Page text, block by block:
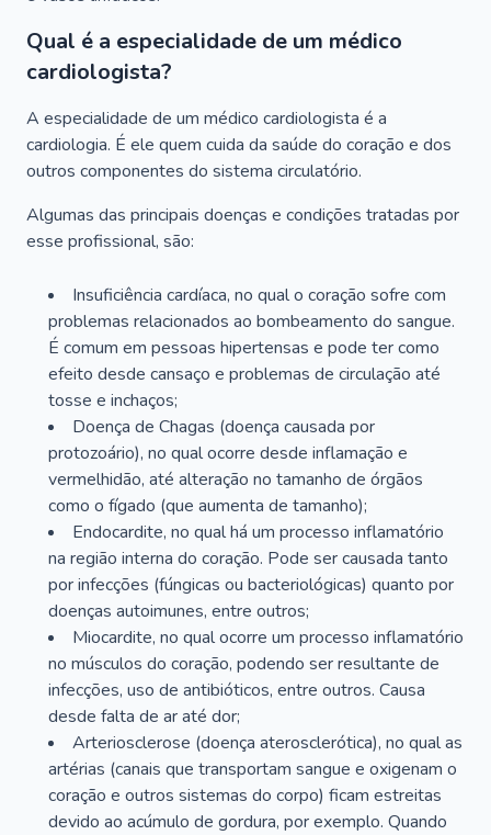
Qual é a especialidade de um médico
cardiologista?
A especialidade de um médico cardiologista é a
cardiologia. É ele quem cuida da saúde do coração e dos
outros componentes do sistema circulatório.
Algumas das principais doenças e condições tratadas por
esse profissional, são:
Insuficiência cardíaca, no qual o coração sofre com
problemas relacionados ao bombeamento do sangue.
É comum em pessoas hipertensas e pode ter como
efeito desde cansaço e problemas de circulação até
tosse e inchaços;
Doença de Chagas (doença causada por
protozoário), no qual ocorre desde inflamação e
vermelhidão, até alteração no tamanho de órgãos
como o fígado (que aumenta de tamanho);
Endocardite, no qual há um processo inflamatório
na região interna do coração. Pode ser causada tanto
por infecções (fúngicas ou bacteriológicas) quanto por
doenças autoimunes, entre outros;
Miocardite, no qual ocorre um processo inflamatório
no músculos do coração, podendo ser resultante de
infecções, uso de antibióticos, entre outros. Causa
desde falta de ar até dor;
Arteriosclerose (doença aterosclerótica), no qual as
artérias (canais que transportam sangue e oxigenam o
coração e outros sistemas do corpo) ficam estreitas
devido ao acúmulo de gordura, por exemplo. Quando